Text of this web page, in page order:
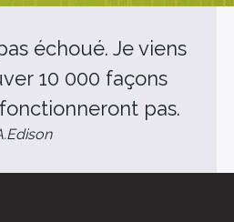
échoué. Je viens
10 000 façons
pas.